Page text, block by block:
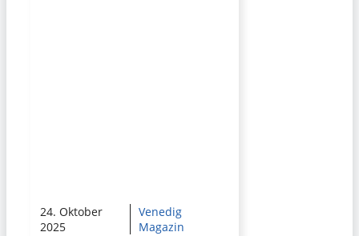
24. Oktober
2025
Venedig
Magazin